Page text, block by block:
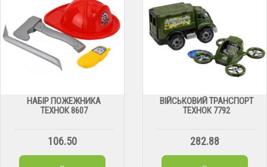
НАБІР ПОЖЕЖНИКА
ТЕХНОК 8607
106.50
ВІЙСЬКОВИЙ ТРАНСПОРТ
ТЕХНОК 7792
282.88